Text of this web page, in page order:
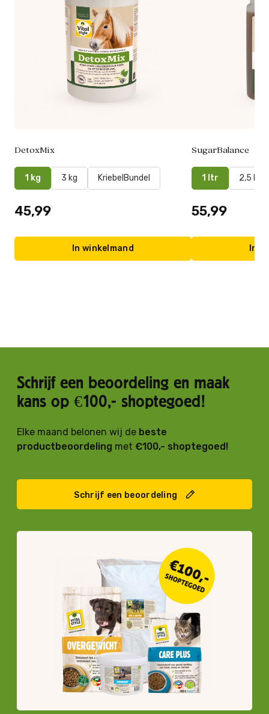
DetoxMix
1 kg 3 kg KriebelBundel
45,99
In winkelmand
SugarBalance
1 ltr 2,5 ltr
55,99
In
Schrijf een beoordeling en maak
kans op €100,- shoptegoed!
Elke maand belonen wij de beste
productbeoordeling met €100,- shoptegoed!
Schrijf een beoordeling